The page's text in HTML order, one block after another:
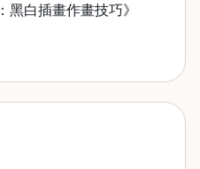
白插畫作畫技巧》